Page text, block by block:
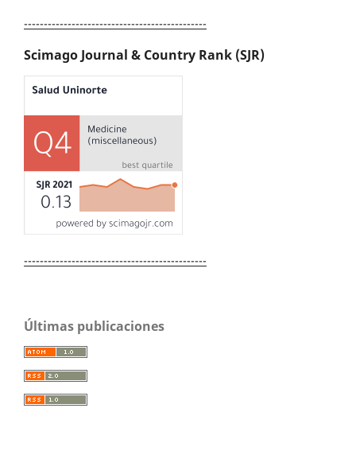
----------------------------------------------
Scimago Journal & Country Rank (SJR)
----------------------------------------------
Últimas publicaciones